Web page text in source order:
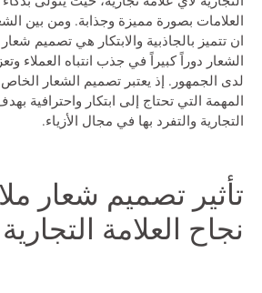
العلامات بصورة مميزة وجذابة. ومن بين
ان تتميز بالجاذبية والابتكار هي تصميم
الشعار دوراً كبيراً في جذب انتباه العملاء
لدى الجمهور. إذ يعتبر تصميم الشعار
المهمة التي تحتاج إلى ابتكار واحترافية
التجارية والتفرد بها في مجال الأزياء.
تأثير تصميم شعار
نجاح العلامة التجارية